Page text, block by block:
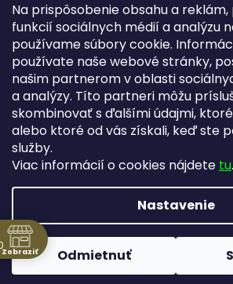
Na prispôsobenie obsahu a
funkcií sociálnych médií a analýzu
používame súbory cookie.
používate naše webové stránky,
našim partnerom v oblasti
a analýzy. Títo partneri môžu
skombinovať s ďalšími údajmi,
alebo ktoré od vás získali, keď ste
služby.
Viac informácií o cookies nájdete tu.
Nastavenie
Odmietnuť
Sledovať na
Fortuna Aurum na Heureka.sk
Copyright 2026Zlatníctvo Žatecký,
vyhradené.
Upraviť
Zobraziť